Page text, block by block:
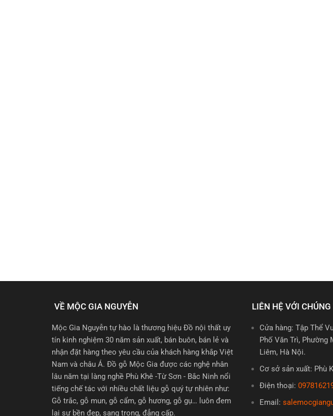
VỀ MỘC GIA NGUYỄN
Mộc Gia Nguyễn tự hào là thương hiệu Đồ nội thất uy
tín kinh nghiệm 30 năm sản xuất, bán buôn, bán lẻ và
nhận đặt hàng theo yêu cầu của khách hàng khắp Việt
Nam và châu Á. Đồ gỗ Mộc Gia được các nghệ nhân
lâu năm tại làng nghề Phù Khê -Từ Sơn - Bắc Ninh nổi
tiếng chế tác với nhiều chất liệu gỗ quý tự nhiên như:
Gỗ trắc, gỗ mun, gỗ cẩm, gỗ hương, gỗ gụ… luôn đem
lại sự bền đẹp, sang trọng, đẳng cấp.
LIÊN HỆ VỚI CHÚNG
Cửa hàng: Tập Thể
Phố Văn Trì, Phường
Liêm, Hà Nội.
Cơ sở sản xuất: Phù
Điện thoại:
Email: